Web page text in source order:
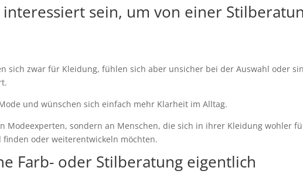
sein, um von einer
sich zwar für Kleidung, fühlen sich aber unsicher bei der Auswahl oder
und wünschen sich einfach mehr Klarheit im Alltag.
Modeexperten, sondern an Menschen, die sich in ihrer Kleidung wohler
oder weiterentwickeln möchten.
Farb- oder Stilberatung eigentlich